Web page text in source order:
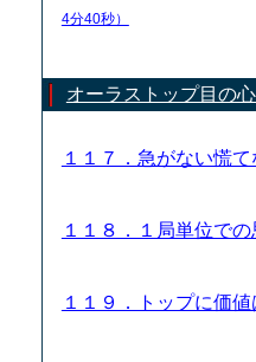
4分40秒）
オーラストップ目の
１１７．急がない慌
１１８．１局単位で
１１９．トップに価